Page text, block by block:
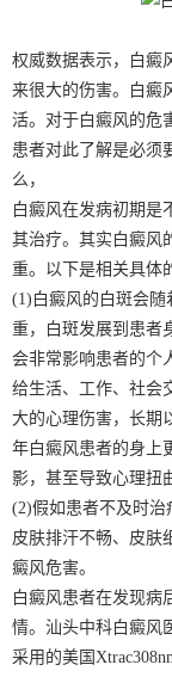
权威数据表示，白癜
来很大的伤害。白癜
活。对于白癜风的危
患者对此了解是必须
么，
白癜风在发病初期是
其治疗。其实白癜风
重。以下是相关具体
(1)白癜风的白斑会随
重，白斑发展到患者
会非常影响患者的个
给生活、工作、社会
大的心理伤害，长期
年白癜风患者的身上
影，甚至导致心理扭
(2)假如患者不及时
皮肤排汗不畅、皮肤
癜风危害。
白癜风患者在发现病
情。汕头中科白癜风
采用的美国